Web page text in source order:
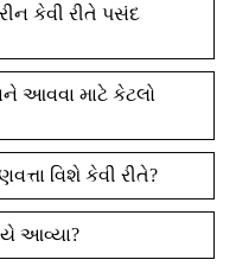
કેવી રીતે પસંદ
આવવા માટે કેટલો
વિશે કેવી રીતે?
આવ્યા?